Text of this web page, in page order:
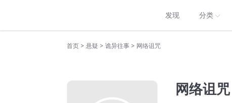
发现 分类
首页 > 悬疑 > 诡异往事 > 网络诅咒
网络诅咒